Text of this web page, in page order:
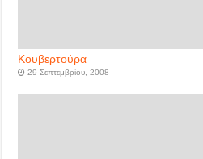
Κουβερτούρα
29 Σεπτεμβρίου, 2008